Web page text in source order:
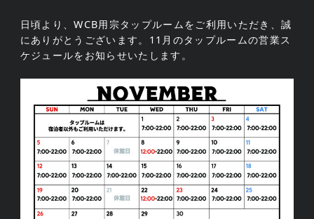
日頃より、WCB用宗タップルームをご利用いただき、誠
にありがとうございます。11月のタップルームの営業ス
ケジュールをお知らせいたします。